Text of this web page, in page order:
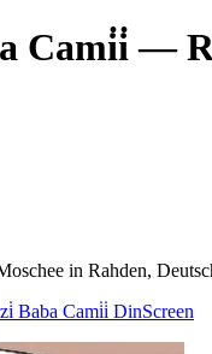
Cami̇i̇—
in Rahden,
Baba Cami̇i̇ DinScreen